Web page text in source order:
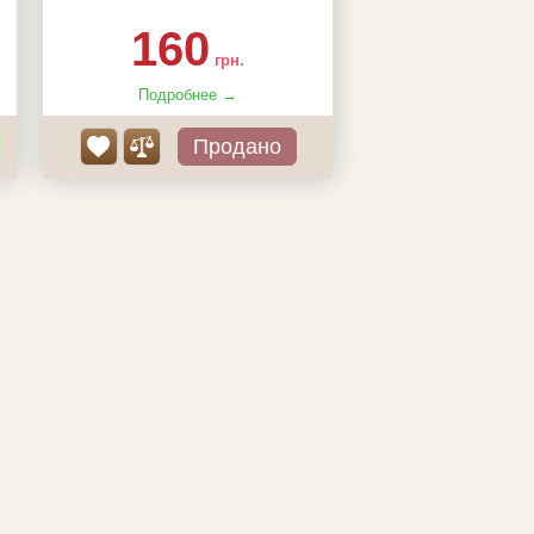
відкрита, копанка, гідрогель
160 грн.
Подробнее →
Продано